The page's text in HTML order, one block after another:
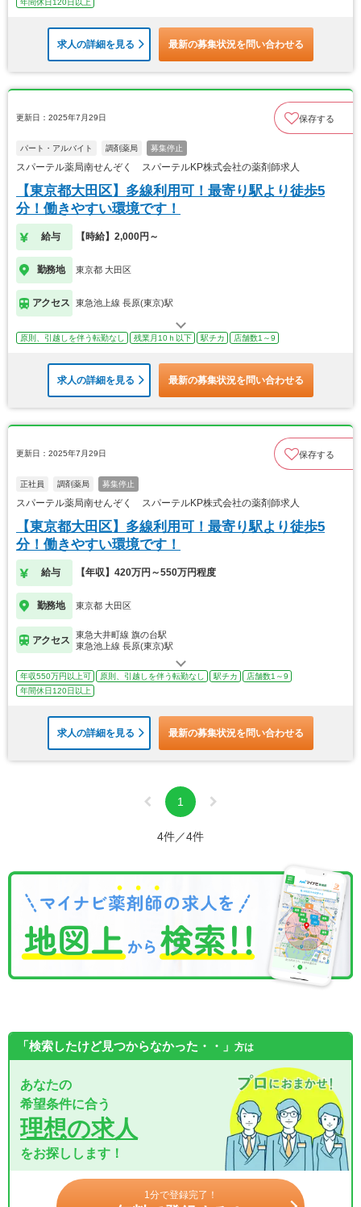
求人の詳細を見る 最新の募集状況を問い合わせる
更新日：2025年7月29日 保存する
パート・アルバイト 調剤薬局 募集停止
スパーテル薬局南せんぞく スパーテルKP株式会社の薬剤師求人
【東京都大田区】多線利用可！最寄り駅より徒歩5
分！働きやすい環境です！
給与 【時給】2,000円～
勤務地 東京都 大田区
アクセス 東急池上線 長原(東京)駅
原則、引越しを伴う転勤なし 残業月10ｈ以下 駅チカ 店舗数1～9
求人の詳細を見る 最新の募集状況を問い合わせる
更新日：2025年7月29日 保存する
正社員 調剤薬局 募集停止
スパーテル薬局南せんぞく スパーテルKP株式会社の薬剤師求人
【東京都大田区】多線利用可！最寄り駅より徒歩5
分！働きやすい環境です！
給与 【年収】420万円～550万円程度
勤務地 東京都 大田区
アクセス
東急大井町線 旗の台駅
東急池上線 長原(東京)駅
年収550万円以上可 原則、引越しを伴う転勤なし 駅チカ
店舗数1～9
年間休日120日以上
求人の詳細を見る 最新の募集状況を問い合わせる
1
4件／4件
「検索したけど見つからなかった・・」 方は
あなたの
希望条件に合う
理想の求人
をお探しします！
1分で登録完了！